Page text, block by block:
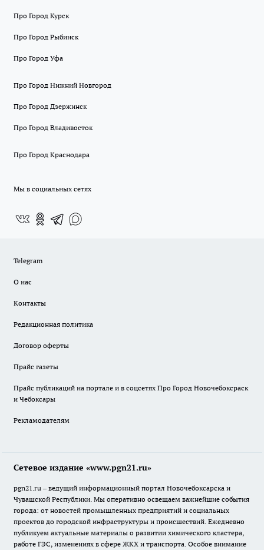
Про Город Курск
Про Город Рыбинск
Про Город Уфа
Про Город Нижний Новгород
Про Город Дзержинск
Про Город Владивосток
Про Город Краснодара
Мы в социальных сетях
Telegram
О нас
Контакты
Редакционная политика
Договор оферты
Прайс газеты
Прайс публикаций на портале и в соцсетях Про Город Новочебоксраск
и Чебоксары
Рекламодателям
Сетевое издание «www.pgn21.ru»
pgn21.ru – ведущий информационный портал Новочебоксарска и
Чувашской Республики. Мы оперативно освещаем важнейшие события
города: от новостей промышленных предприятий и социальных
проектов до городской инфраструктуры и происшествий. Ежедневно
публикуем актуальные материалы о развитии химического кластера,
работе ГЭС, изменениях в сфере ЖКХ и транспорта. Особое внимание